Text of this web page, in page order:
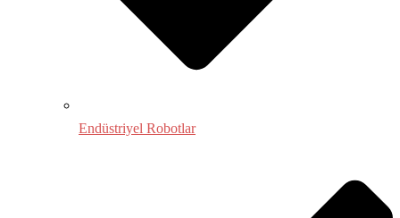
Endüstriyel Robotlar